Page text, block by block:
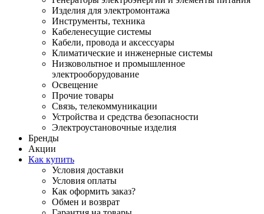
Изделия для электромонтажа
Инструменты, техника
Кабеленесущие системы
Кабели, провода и аксессуары
Климатические и инженерные системы
Низковольтное и промышленное
электрооборудование
Освещение
Прочие товары
Связь, телекоммуникации
Устройства и средства безопасности
Электроустановочные изделия
Бренды
Акции
Как купить
Условия доставки
Условия оплаты
Как оформить заказ?
Обмен и возврат